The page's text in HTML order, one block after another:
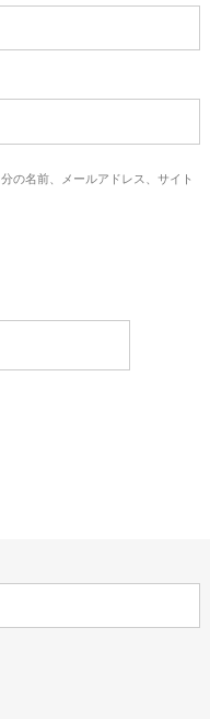
の名前、メールアドレス、サイト